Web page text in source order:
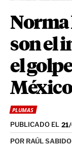
Norma
son el
el
México
PLUMAS
PUBLICADO EL
POR RAÚL SABIDO